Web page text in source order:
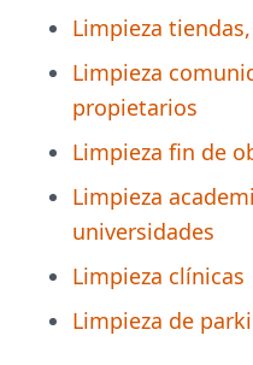
Limpieza
Limpieza
propietarios
Limpieza fin de
Limpieza
universidades
Limpieza clínicas
Limpieza de